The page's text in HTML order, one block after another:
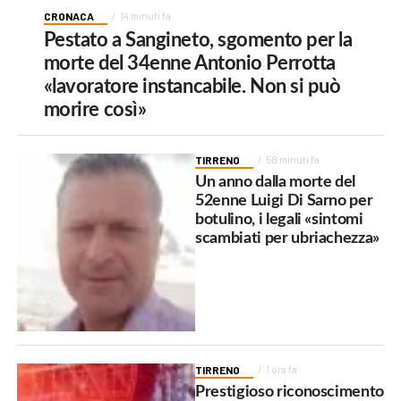
CRONACA 14 minuti fa
Pestato a Sangineto, sgomento per la
morte del 34enne Antonio Perrotta
«lavoratore instancabile. Non si può
morire così»
TIRRENO 58 minuti fa
Un anno dalla morte del
52enne Luigi Di Sarno per
botulino, i legali «sintomi
scambiati per ubriachezza»
TIRRENO 1 ora fa
Prestigioso riconoscimento